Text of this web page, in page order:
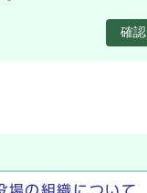
確認
場の組織について